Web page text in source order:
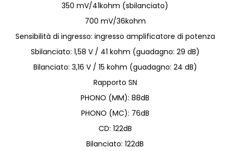
350 mV/41kohm (sbilanciato)
700 mV/36kohm
Sensibilità di ingresso: ingresso amplificatore di potenza
Sbilanciato: 1,58 V / 41 kohm (guadagno: 29 dB)
Bilanciato: 3,16 V / 15 kohm (guadagno: 24 dB)
Rapporto SN
PHONO (MM): 88dB
PHONO (MC): 76dB
CD: 122dB
Bilanciato: 122dB